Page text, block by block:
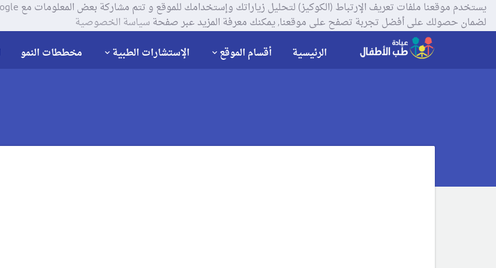
لضمان حصولك على أفضل تجربة تصفح على موقعنا, يمكنك معرفة المزيد عبر صفحةسياسة الخصوصية
الرئيسية أقسام الموقع الإستشارات الطبية مخططات النمو